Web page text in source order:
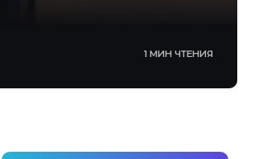
1 МИН ЧТЕНИЯ